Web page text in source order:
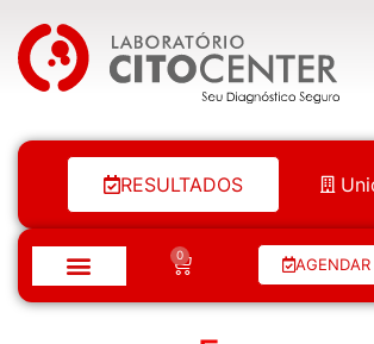
Laboratório Citocenter
RESULTADOS
0